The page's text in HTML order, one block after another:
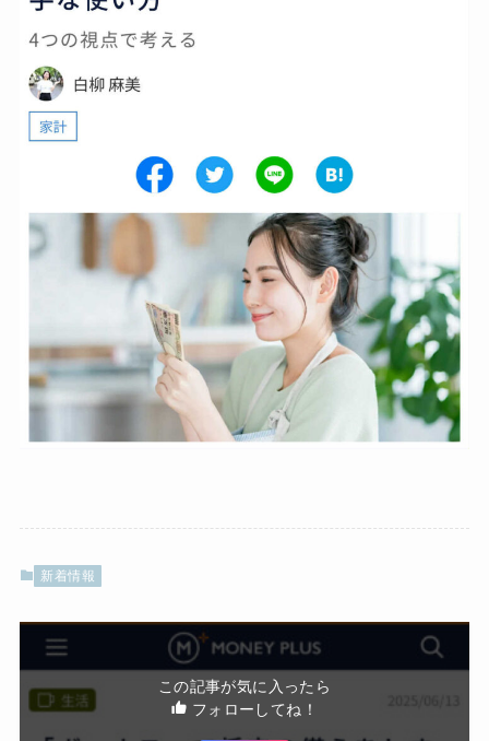
新着情報
この記事が気に入ったら
フォローしてね！